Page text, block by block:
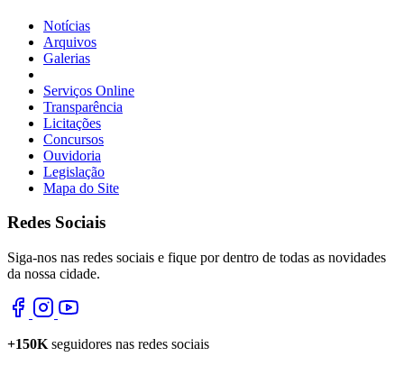
Notícias
Arquivos
Galerias
Serviços Online
Transparência
Licitações
Concursos
Ouvidoria
Legislação
Mapa do Site
Redes Sociais
Siga-nos nas redes sociais e fique por dentro de todas as novidades
da nossa cidade.
+150K seguidores nas redes sociais